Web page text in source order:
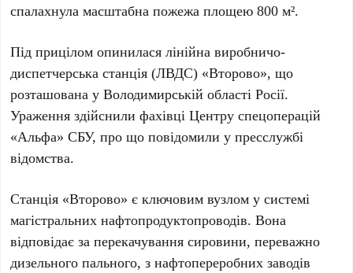
спалахнула масштабна пожежа площею800 м².
Під прицілом опинилася лінійна виробничо-
диспетчерська станція(ЛВДС) «Второво», що
розташована уВолодимирській області Росії.
Ураження здійснили фахівці Центру спецоперацій
«Альфа» СБУ, про що повідомили у пресслужбі
відомства.
Станція «Второво» є ключовим вузлом у системі
магістральних нафтопродуктопроводів. Вона
відповідає за перекачування сировини, переважно
дизельного пального, з нафтопереробних заводів